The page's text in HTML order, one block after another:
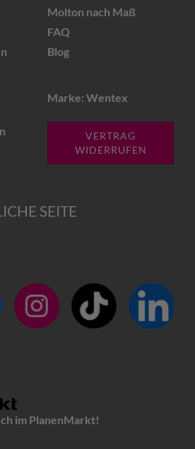
Molton nach Maß
FAQ
Blog
Marke: Wentex
VERTRAG
WIDERRUFEN
SEITE
im PlanenMarkt!